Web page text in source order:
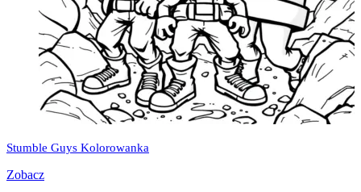
Stumble Guys Kolorowanka
Zobacz